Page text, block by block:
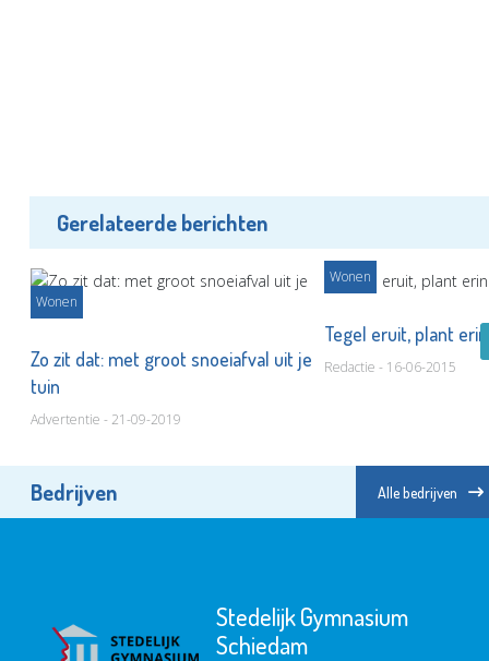
Gerelateerde berichten
Wonen
Zo zit dat: met groot snoeiafval uit je
tuin
Advertentie - 21-09-2019
Wonen
Tegel eruit, plant
Redactie - 16-06-2015
Bedrijven Alle bedrijven
Stedelijk Gymnasium
Schiedam